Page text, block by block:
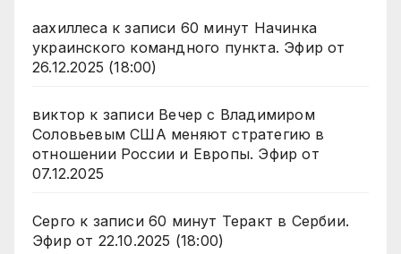
аахиллесак записи 60 минут Начинка
украинского командного пункта. Эфир от
26.12.2025 (18:00)
виктор к записи Вечер с Владимиром
Соловьевым США меняют стратегию в
отношении России и Европы. Эфир от
07.12.2025
Серго к записи 60 минут Теракт в Сербии.
Эфир от 22.10.2025 (18:00)